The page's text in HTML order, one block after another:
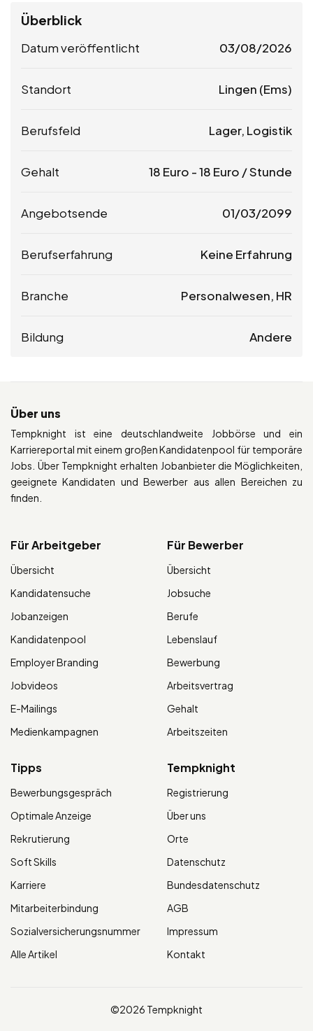
Überblick
Datum veröffentlicht 03/08/2026
Standort Lingen (Ems)
Berufsfeld Lager, Logistik
Gehalt 18 Euro -18 Euro / Stunde
Angebotsende 01/03/2099
Berufserfahrung Keine Erfahrung
Branche Personalwesen, HR
Bildung Andere
Über uns
Tempknight ist eine deutschlandweite Jobbörse und ein
Karriereportal mit einem großen Kandidatenpool für temporäre
Jobs. Über Tempknight erhalten Jobanbieter die Möglichkeiten,
geeignete Kandidaten und Bewerber aus allen Bereichen zu
finden.
Für Arbeitgeber
Übersicht
Kandidatensuche
Jobanzeigen
Kandidatenpool
Employer Branding
Jobvideos
E-Mailings
Medienkampagnen
Für Bewerber
Übersicht
Jobsuche
Berufe
Lebenslauf
Bewerbung
Arbeitsvertrag
Gehalt
Arbeitszeiten
Tipps
Bewerbungsgespräch
Optimale Anzeige
Rekrutierung
Soft Skills
Karriere
Mitarbeiterbindung
Sozialversicherungsnummer
Alle Artikel
Tempknight
Registrierung
Über uns
Orte
Datenschutz
Bundesdatenschutz
AGB
Impressum
Kontakt
©2026 Tempknight